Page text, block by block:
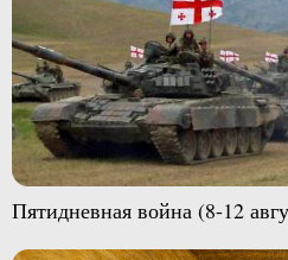
Пятидневная война (8-12